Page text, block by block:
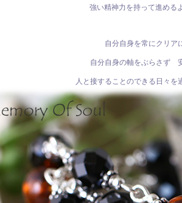
強い精神力を持って進める
自分自身を常にクリ
自分自身の軸をぶらさず
人と接することのできる日々を